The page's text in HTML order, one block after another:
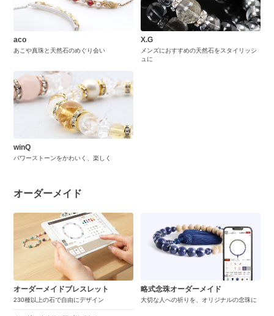
aco
あこや真珠と天然石のめぐり会い
X.G
メンズにおすすめの天然石をスタイリッシ
ュに
winQ
パワーストーンをかわいく、楽しく
オーダーメイド
オーダーメイドブレスレット
230種以上の石で自由にデザイン
略式念珠オーダーメイド
大切な人への祈りを、オリジナルの念珠に